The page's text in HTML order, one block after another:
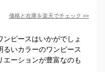
価格と在庫を楽天でチェック >>
ンピースはいかがでしょ
るいカラーのワンピース
エーションが豊富なのも